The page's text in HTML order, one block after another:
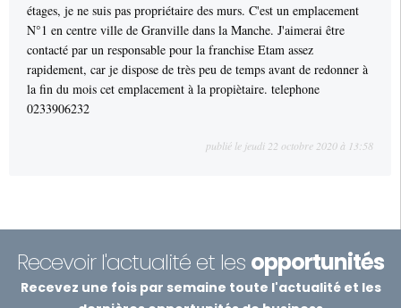
étages, je ne suis pas propriétaire des murs. C'est un emplacement
N°1 en centre ville de Granville dans la Manche. J'aimerai être
contacté par un responsable pour la franchise Etam assez
rapidement, car je dispose de très peu de temps avant de redonner à
la fin du mois cet emplacement à la propiètaire. telephone
0233906232
publié le jeudi 22 octobre 2020 à 13:58
Recevoir l'actualité et les opportunités
Recevez une fois par semaine toute l'actualité et les